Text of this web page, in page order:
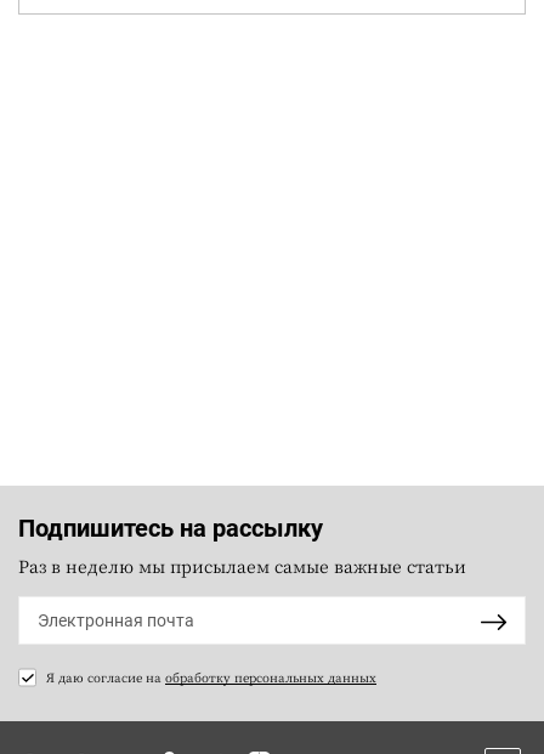
Подпишитесь на рассылку
Раз в неделю мы присылаем самые важные статьи
Я даю согласие на обработку персональных данных